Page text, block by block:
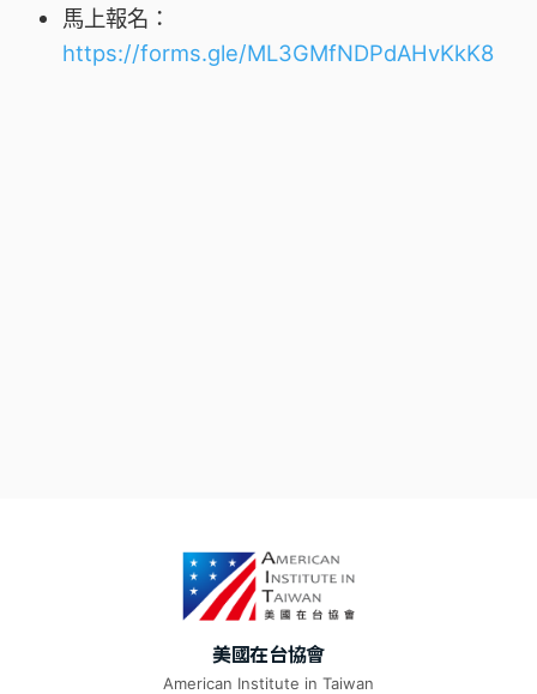
馬上報名：
https://forms.gle/ML3GMfNDPdAHvKkK8
美國在台協會
American Institute in Taiwan